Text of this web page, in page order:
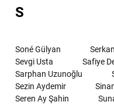
S
Soné Gülyan
Sevgi Usta
Safiye
Sarphan Uzunoğlu
Sezin Aydemir
Seren Ay Şahin